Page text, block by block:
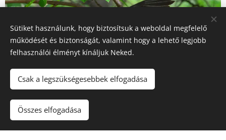
Sütiket használunk, hogy biztosítsuk a weboldal megfelelő
működését és biztonságát, valamint hogy a lehető legjobb
felhasználói élményt kínáljuk Neked.
Csak a legszükségesebbek elfogadása
Összes elfogadása